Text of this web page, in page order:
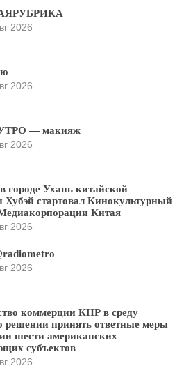
2026
2026
— макияж
2026
городе Ухань китайской
Хубэй стартовал Кинокультурный
Китая
2026
2026
коммерции КНР в среду
решении принять ответные меры
шести американских
субъектов
2026